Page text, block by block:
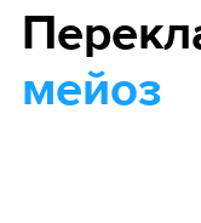
мейоз